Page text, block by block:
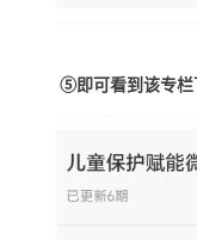
⑤即可看到该专栏